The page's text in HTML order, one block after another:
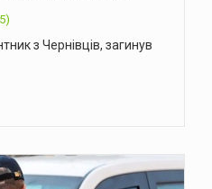
з Чернівців, загинув